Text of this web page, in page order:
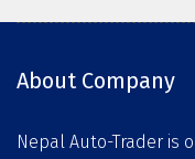
About Company
Nepal Auto-Trader is